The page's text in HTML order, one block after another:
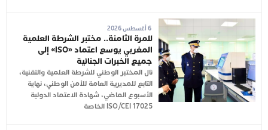
6 أغسطس 2026
للمرة الثامنة.. مختبر الشرطة العلمية
المغربي يوسع اعتماد «ISO» إلى
جميع الخبرات الجنائية
نال المختبر الوطني للشرطة العلمية والتقنية،
التابع للمديرية العامة للأمن الوطني، نهاية
الأسبوع الماضي، شهادة الاعتماد الدولية
ISO/CEI 17025 الخاصة